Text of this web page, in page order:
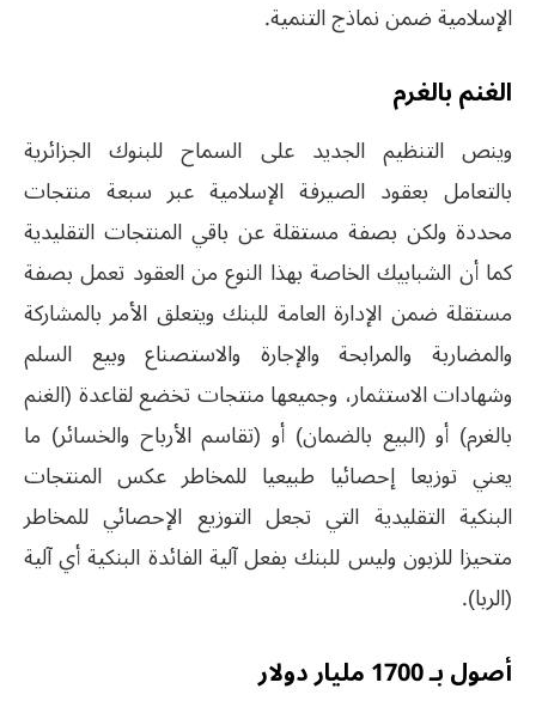
الإسلامية ضمن نماذج التنمية.
الغنم بالغرم
وينص التنظيم الجديد على السماح للبنوك الجزائرية
بالتعامل بعقود الصيرفة الإسلامية عبر سبعة منتجات
محددة ولكن بصفة مستقلة عن باقي المنتجات التقليدية
كما أن الشبابيك الخاصة بهذا النوع من العقود تعمل بصفة
مستقلة ضمن الإدارة العامة للبنك ويتعلق الأمر بالمشاركة
والمضاربة والمرابحة والإجارة والاستصناع وبيع السلم
وشهادات الاستثمار، وجميعها منتجات تخضع لقاعدة (الغنم
بالغرم) أو (البيع بالضمان) أو (تقاسم الأرباح والخسائر) ما
يعني توزيعا إحصائيا طبيعيا للمخاطر عكس المنتجات
البنكية التقليدية التي تجعل التوزيع الإحصائي للمخاطر
متحيزا للزبون وليس للبنك بفعل آلية الفائدة البنكية أي آلية
(الربا).
أصول بـ 1700 مليار دولار